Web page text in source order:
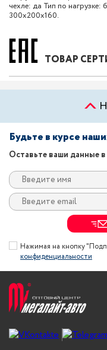
чехле: да Тип по нагрузке:
300х200х160.
ТОВАР
Будьте в курсе
Оставьте ваши данные
Нажимая на кнопку
конфиденциальности